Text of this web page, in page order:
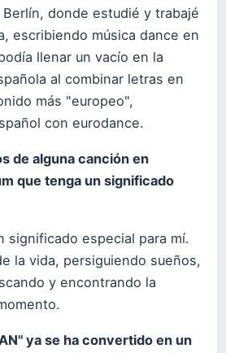
donde estudié y trabajé
escribiendo música dance en
llenar un vacío en la
al combinar letras en
más "europeo",
con eurodance.
de alguna canción en
que tenga un significado
significado especial para mí.
la vida, persiguiendo sueños,
y encontrando la
ya se ha convertido en un